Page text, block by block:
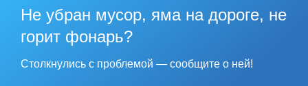
Не убран мусор, яма на дороге, не
горит фонарь?
Столкнулись с проблемой — сообщите о ней!